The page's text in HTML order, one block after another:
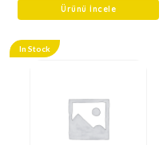
of
Ürünü İncele
In Stock